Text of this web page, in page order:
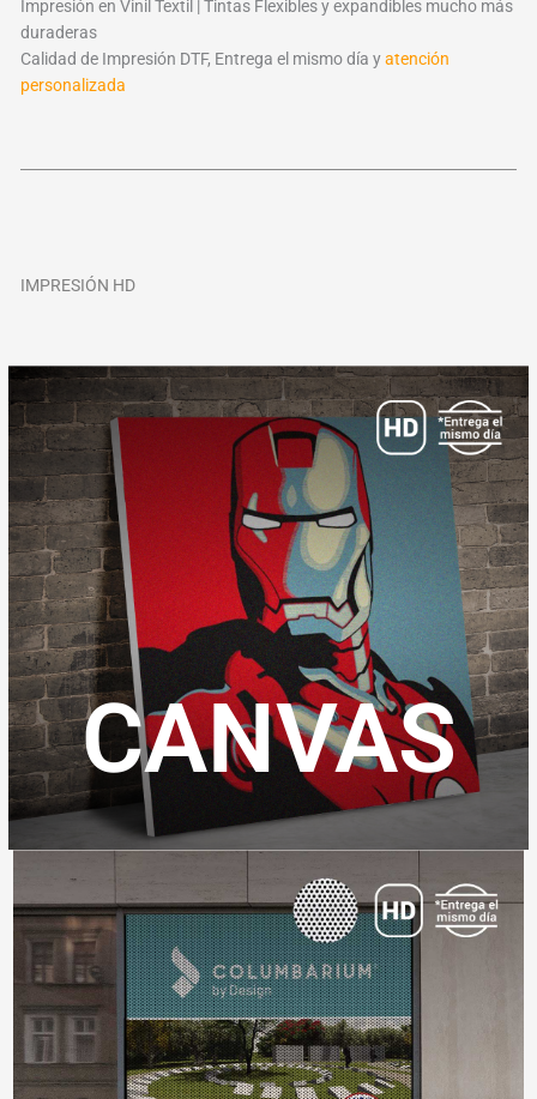
Impresión en Vinil Textil | Tintas Flexibles y expandibles mucho más
duraderas
Calidad de Impresión DTF, Entrega el mismo día yatención
personalizada
IMPRESIÓN HD
CANVAS